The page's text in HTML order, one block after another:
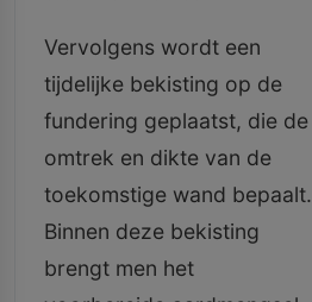
Vervolgens wordt een
tijdelijke bekisting op de
fundering geplaatst, die de
omtrek en dikte van de
toekomstige wand bepaalt.
Binnen deze bekisting
brengt men het